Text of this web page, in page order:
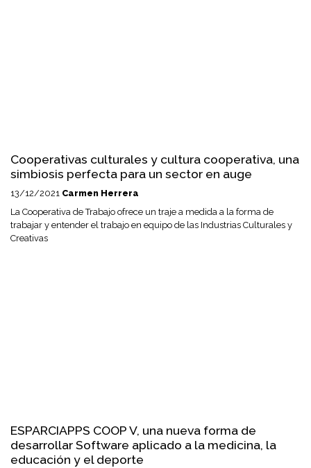
Cooperativas culturales y cultura cooperativa, una
simbiosis perfecta para un sector en auge
13/12/2021 Carmen Herrera
La Cooperativa de Trabajo ofrece un traje a medida a la forma de
trabajar y entender el trabajo en equipo de las Industrias Culturales y
Creativas
ESPARCIAPPS COOP V, una nueva forma de
desarrollar Software aplicado a la medicina, la
educación y el deporte